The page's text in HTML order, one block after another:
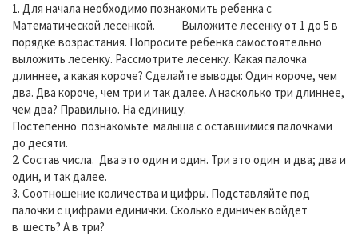
1. Для начала необходимо познакомить ребенка с
Математической лесенкой. Выложите лесенку от 1 до 5 в
порядке возрастания. Попросите ребенка самостоятельно
выложить лесенку. Рассмотрите лесенку. Какая палочка
длиннее, а какая короче? Сделайте выводы: Один короче, чем
два. Два короче, чем три и так далее. А насколько три длиннее,
чем два? Правильно. На единицу.
Постепенно познакомьте малыша с оставшимися палочками
до десяти.
2. Состав числа. Два это один и один. Три это один и два; два и
один, и так далее.
3. Соотношение количества и цифры. Подставляйте под
палочки с цифрами единички. Сколько единичек войдет
в шесть? А в три?